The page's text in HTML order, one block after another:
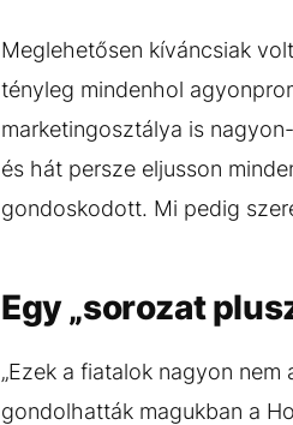
Meglehetősen kíváncsiak
tényleg mindenhol
marketingosztálya is
és hát persze eljusson
gondoskodott. Mi pedig
Egy „sorozat
„Ezek a fiatalok nagyon
gondolhatták magukban a